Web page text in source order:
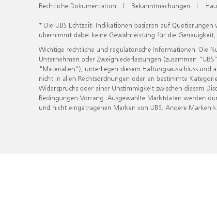
Rechtliche Dokumentation | Bekanntmachungen |
* Die UBS Echtzeit- Indikationen basieren auf
übernimmt dabei keine Gewährleistung für die
Wichtige rechtliche und regulatorische Informationen. Die
Unternehmen oder Zweigniederlassungen (zusammen
"Materialien"), unterliegen diesem Haftungsausschluss
nicht in allen Rechtsordnungen oder an bestimmte
Widerspruchs oder einer Unstimmigkeit zwischen diesem
Bedingungen Vorrang. Ausgewählte Marktdaten werden
und nicht eingetragenen Marken von UBS. Andere Marken